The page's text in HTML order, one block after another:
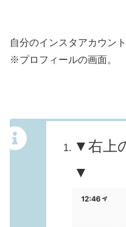
自分のインスタアカウン
※プロフィールの画面。
▼右上
▼